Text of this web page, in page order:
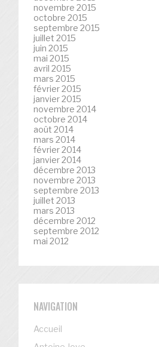
novembre 2015
octobre 2015
septembre 2015
juillet 2015
juin 2015
mai 2015
avril 2015
mars 2015
février 2015
janvier 2015
novembre 2014
octobre 2014
août 2014
mars 2014
février 2014
janvier 2014
décembre 2013
novembre 2013
septembre 2013
juillet 2013
mars 2013
décembre 2012
septembre 2012
mai 2012
NAVIGATION
Accueil